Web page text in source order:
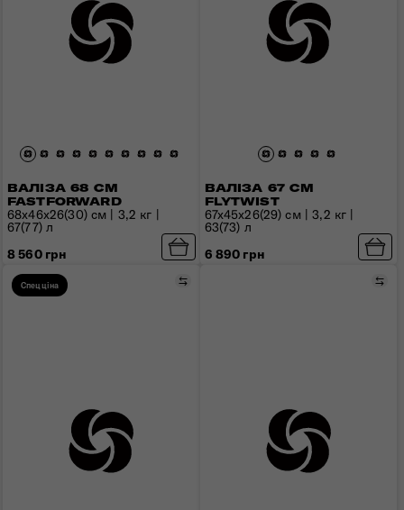
ВАЛІЗА 68 СМ
FASTFORWARD
68x46x26(30) см | 3,2 кг |
67(77) л
8 560 грн
ВАЛІЗА 67 СМ
FLYTWIST
67x45x26(29) см | 3,2 кг |
63(73) л
6 890 грн
Спецціна Порівняти